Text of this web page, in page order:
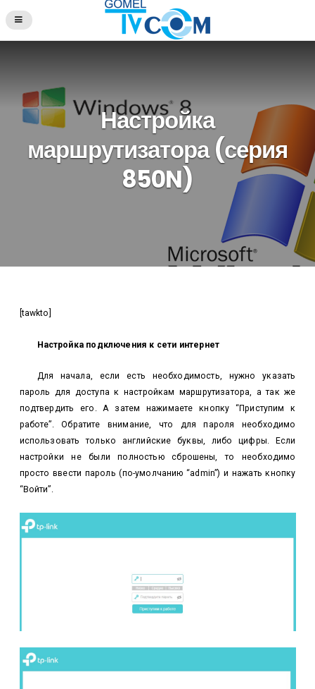
Настройка
маршрутизатора (серия
850N)
[tawkto]
Настройка подключения к сети интернет
Для начала, если есть необходимость, нужно указать
пароль для доступа к настройкам маршрутизатора, а так же
подтвердить его. А затем нажимаете кнопку “Приступим к
работе”. Обратите внимание, что для пароля необходимо
использовать только английские буквы, либо цифры. Если
настройки не были полностью сброшены, то необходимо
просто ввести пароль (по-умолчанию “admin”) и нажать кнопку
“Войти”.